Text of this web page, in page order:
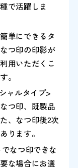
で活躍しま
単にできるタ
つ印の印影が
用いただくこ
。
ャルタイプ>
つ印、既製品
、なつ印後2次
ります。
なつ印できな
な場合にお選